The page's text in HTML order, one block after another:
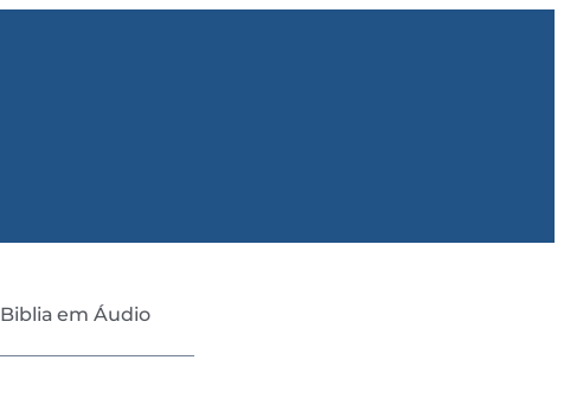
Biblia em Áudio